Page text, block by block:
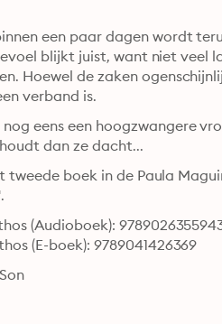
een paar dagen wordt
blijkt juist, want niet veel
Hoewel de zaken
eens een hoogzwangere
dan ze dacht...
tweede boek in de Paula
(Audioboek):
(E-boek): 9789041426369